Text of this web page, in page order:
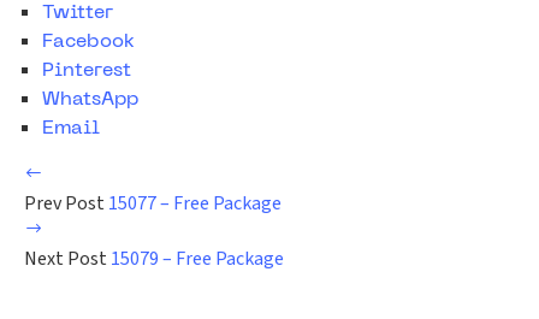
Twitter
Facebook
Pinterest
WhatsApp
Email
Prev Post 15077 – Free Package
Next Post 15079 – Free Package